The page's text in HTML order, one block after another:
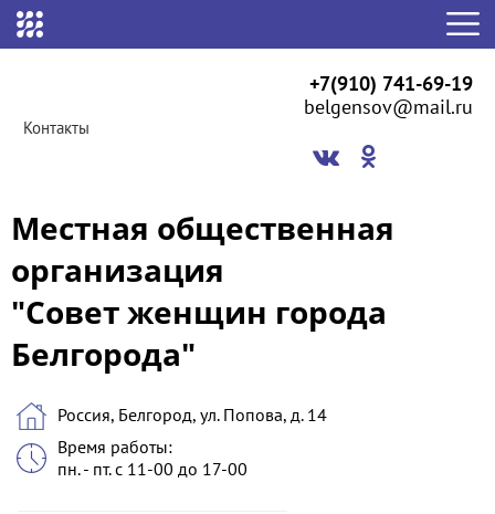
Контакты
+7(910) 741-69-19
belgensov@mail.ru
Местная общественная
организация
"Совет женщин города
Белгорода"
Россия, Белгород, ул. Попова, д. 14
Время работы:
пн. - пт. с 11-00 до 17-00